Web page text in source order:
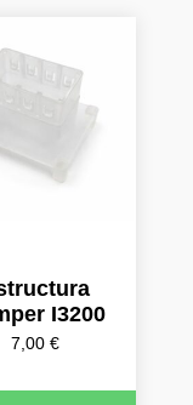
I3200
7,00 €